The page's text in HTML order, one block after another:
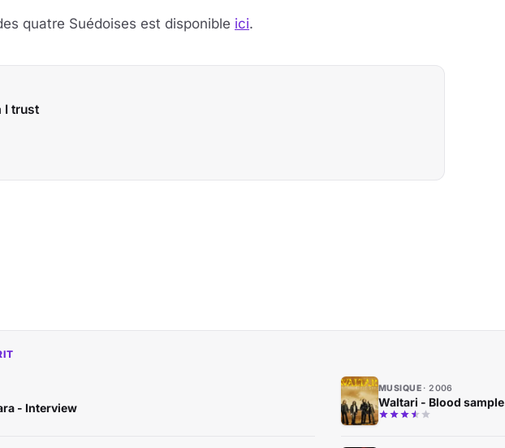
quatre Suédoises est disponible ici.
I trust
- Interview
MUSIQUE 2006
Waltari - Blood sample